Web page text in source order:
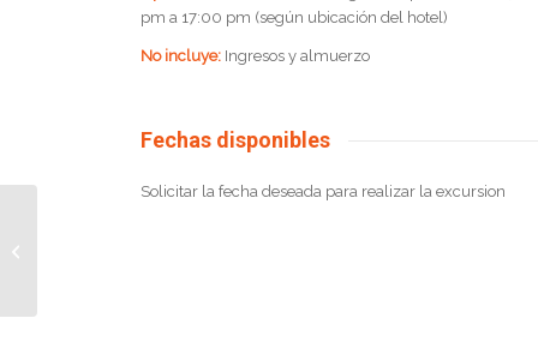
pm a 17:00 pm (según ubicación del hotel)
No incluye: Ingresos y almuerzo
Fechas disponibles
Solicitar la fecha deseada para realizar la excursion